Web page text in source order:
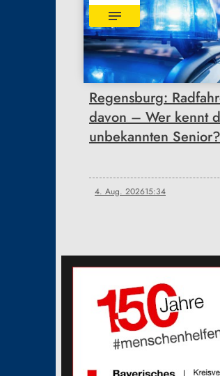
Regensburg:
davon – Wer kennt
unbekannten Senior?
4. Aug. 202615:34